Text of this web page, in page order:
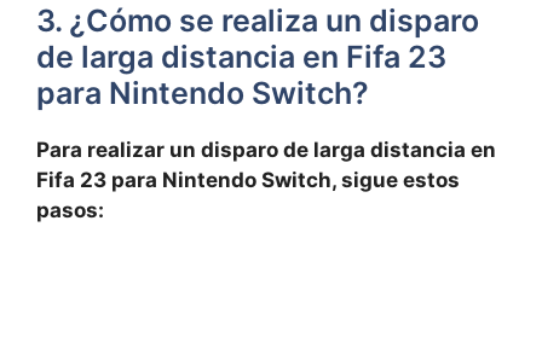
3. ¿Cómo se realiza un disparo
de larga distancia en Fifa 23
para Nintendo Switch?
Para realizar un disparo de larga distancia en
Fifa 23 para Nintendo Switch, sigue estos
pasos: